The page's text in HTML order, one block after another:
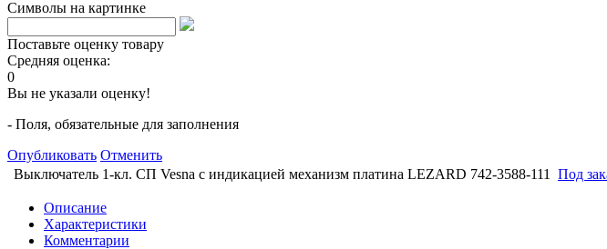
Символы на картинке
Поставьте оценку товару
Средняя оценка:
0
Вы не указали оценку!
- Поля, обязательные для заполнения
Опубликовать Отменить
Выключатель 1-кл. СП Vesna с индикацией механизм платина LEZARD 742-3588-111
Под
Описание
Характеристики
Комментарии